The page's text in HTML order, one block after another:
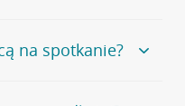
ogólnego numeru
na spotkanie?